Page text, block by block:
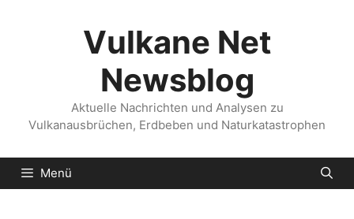
Vulkane Net
Newsblog
Aktuelle Nachrichten und Analysen zu
Vulkanausbrüchen, Erdbeben und Naturkatastrophen
Menü